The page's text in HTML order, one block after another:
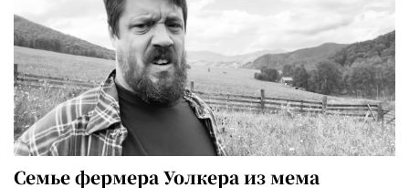
Семье фермера Уолкера из мема